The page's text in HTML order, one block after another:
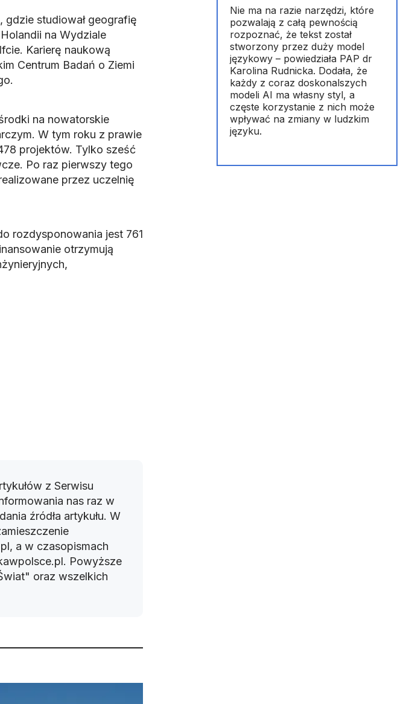
gdzie studiował geografię
na Wydziale
Karierę naukową
Centrum Badań o Ziemi
na nowatorskie
W tym roku z prawie
projektów. Tylko sześć
Po raz pierwszy tego
przez uczelnię
rozdysponowania jest 761
otrzymują
z Serwisu
nas raz w
źródła artykułu. W
a w czasopismach
Powyższe
oraz wszelkich
Nie ma na razie narzędzi, które
pozwalają z całą pewnością
rozpoznać, że tekst został
stworzony przez duży model
językowy – powiedziała PAP dr
Karolina Rudnicka. Dodała, że
każdy z coraz doskonalszych
modeli AI ma własny styl, a
częste korzystanie z nich może
wpływać na zmiany w ludzkim
języku.